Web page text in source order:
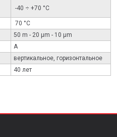
-40 ÷ +70 °C
70 °C
50 m - 20 μm - 10 μm
А
вертикальное, горизонтальное
40 лет